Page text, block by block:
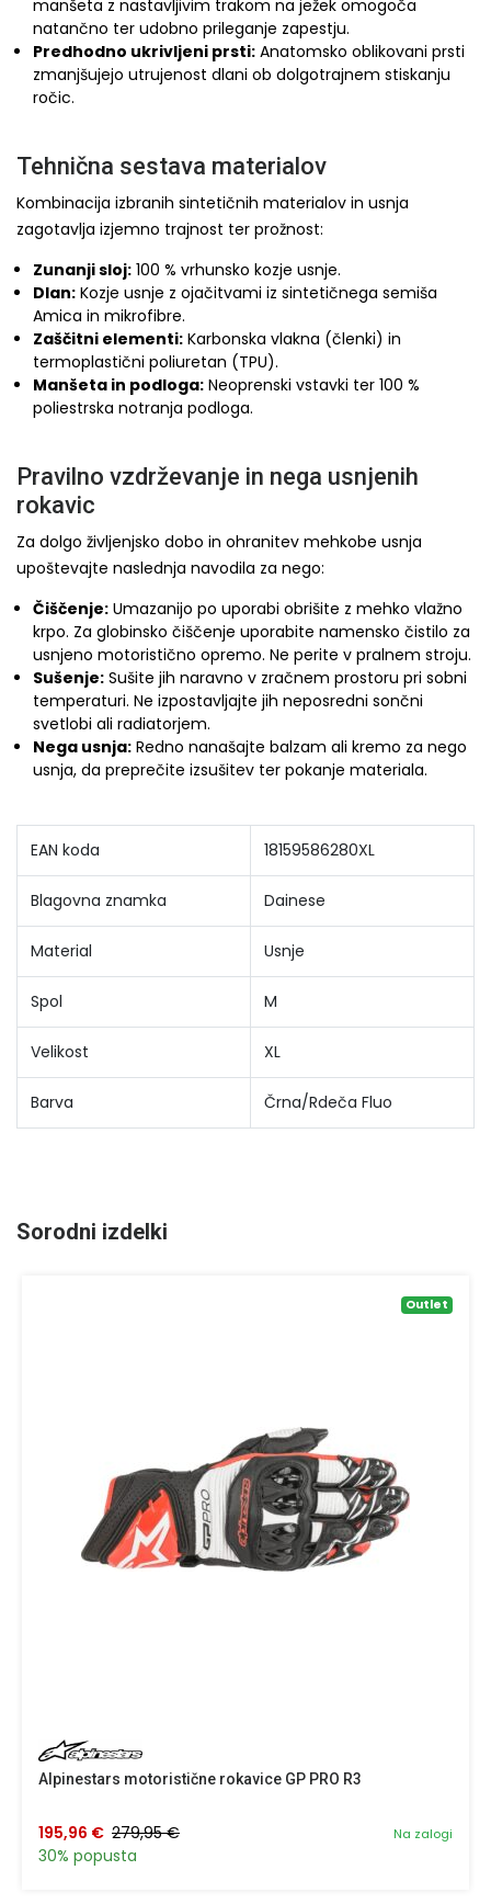
manšeta z nastavljivim trakom na ježek omogoča
natančno ter udobno prileganje zapestju.
Predhodno ukrivljeni prsti: Anatomsko oblikovani prsti
zmanjšujejo utrujenost dlani ob dolgotrajnem stiskanju
ročic.
Tehnična sestava materialov
Kombinacija izbranih sintetičnih materialov in usnja
zagotavlja izjemno trajnost ter prožnost:
Zunanji sloj: 100 % vrhunsko kozje usnje.
Dlan: Kozje usnje z ojačitvami iz sintetičnega semiša
Amica in mikrofibre.
Zaščitni elementi: Karbonska vlakna (členki) in
termoplastični poliuretan (TPU).
Manšeta in podloga: Neoprenski vstavki ter 100 %
poliestrska notranja podloga.
Pravilno vzdrževanje in nega usnjenih
rokavic
Za dolgo življenjsko dobo in ohranitev mehkobe usnja
upoštevajte naslednja navodila za nego:
Čiščenje: Umazanijo po uporabi obrišite z mehko vlažno
krpo. Za globinsko čiščenje uporabite namensko čistilo za
usnjeno motoristično opremo. Ne perite v pralnem stroju.
Sušenje: Sušite jih naravno v zračnem prostoru pri sobni
temperaturi. Ne izpostavljajte jih neposredni sončni
svetlobi ali radiatorjem.
Nega usnja: Redno nanašajte balzam ali kremo za nego
usnja, da preprečite izsušitev ter pokanje materiala.
EAN koda 18159586280XL
Blagovna znamka Dainese
Material Usnje
Spol M
Velikost XL
Barva Črna/Rdeča Fluo
Sorodni izdelki
Outlet
Alpinestars motoristične rokavice GP PRO R3
Na zalogi
195,96 € 279,95 €
30% popusta